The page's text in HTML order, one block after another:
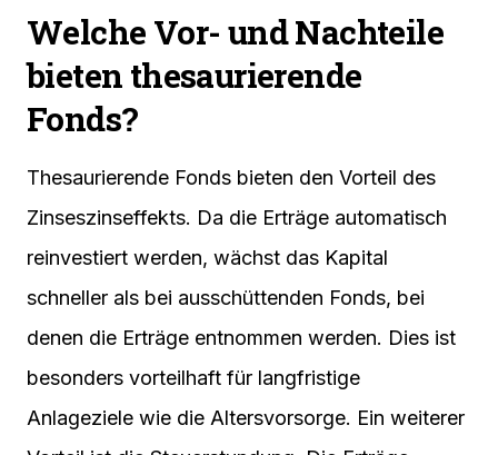
Welche Vor- und Nachteile
bieten thesaurierende
Fonds?
Thesaurierende Fonds bieten den Vorteil des
Zinseszinseffekts. Da die Erträge automatisch
reinvestiert werden, wächst das Kapital
schneller als bei ausschüttenden Fonds, bei
denen die Erträge entnommen werden. Dies ist
besonders vorteilhaft für langfristige
Anlageziele wie die Altersvorsorge. Ein weiterer